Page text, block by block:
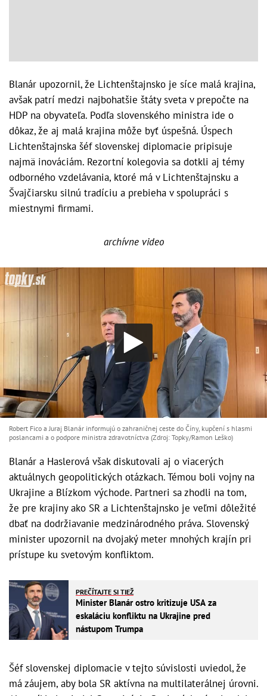
Blanár upozornil, že Lichtenštajnsko je síce malá krajina,
avšak patrí medzi najbohatšie štáty sveta v prepočte na
HDP na obyvateľa. Podľa slovenského ministra ide o
dôkaz, že aj malá krajina môže byť úspešná. Úspech
Lichtenštajnska šéf slovenskej diplomacie pripisuje
najmä inováciám. Rezortní kolegovia sa dotkli aj témy
odborného vzdelávania, ktoré má v Lichtenštajnsku a
Švajčiarsku silnú tradíciu a prebieha v spolupráci s
miestnymi firmami.
archívne video
Robert Fico a Juraj Blanár informujú o zahraničnej ceste do Číny, kupčení s hlasmi
poslancami a o podpore ministra zdravotníctva (Zdroj: Topky/Ramon Leško)
Blanár a Haslerová však diskutovali aj o viacerých
aktuálnych geopolitických otázkach. Témou boli vojny na
Ukrajine a Blízkom východe. Partneri sa zhodli na tom,
že pre krajiny ako SR a Lichtenštajnsko je veľmi dôležité
dbať na dodržiavanie medzinárodného práva. Slovenský
minister upozornil na dvojaký meter mnohých krajín pri
prístupe ku svetovým konfliktom.
PREČÍTAJTE SI TIEŽ
Minister Blanár ostro kritizuje USA za
eskaláciu konfliktu na Ukrajine pred
nástupom Trumpa
Šéf slovenskej diplomacie v tejto súvislosti uviedol, že
má záujem, aby bola SR aktívna na multilaterálnej úrovni.